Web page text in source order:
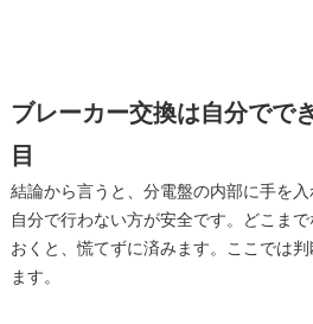
ブレーカー交換は自分でで
目
結論から言うと、分電盤の内部に手を
自分で行わない方が安全です。どこま
おくと、慌てずに済みます。ここでは
ます。